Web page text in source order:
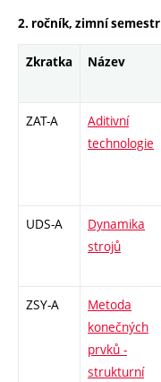
2. ročník, zimní semestr
Zkratka Název
ZAT-A
Aditivní
technologie
UDS-A
Dynamika
strojů
ZSY-A
Metoda
konečných
prvků -
strukturní